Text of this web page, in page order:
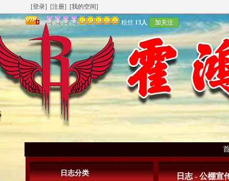
[登录] [注册] [我的空间]
粉丝 13人 加关注
日志分类
日志 - 公棚宣